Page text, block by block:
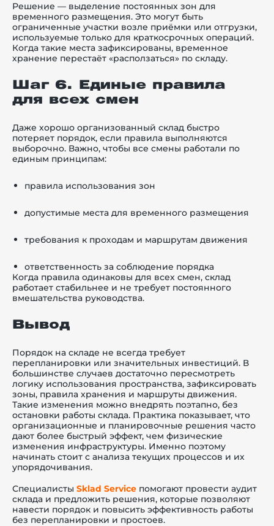
Решение — выделение постоянных зон для
временного размещения. Это могут быть
ограниченные участки возле приёмки или отгрузки,
используемые только для краткосрочных операций.
Когда такие места зафиксированы, временное
хранение перестаёт «расползаться» по складу.
Шаг 6. Единые правила
для всех смен
Даже хорошо организованный склад быстро
потеряет порядок, если правила выполняются
выборочно. Важно, чтобы все смены работали по
единым принципам:
правила использования зон
допустимые места для временного размещения
требования к проходам и маршрутам движения
ответственность за соблюдение порядка
Когда правила одинаковы для всех смен, склад
работает стабильнее и не требует постоянного
вмешательства руководства.
Вывод
Порядок на складе не всегда требует
перепланировки или значительных инвестиций. В
большинстве случаев достаточно пересмотреть
логику использования пространства, зафиксировать
зоны, правила хранения и маршруты движения.
Такие изменения можно внедрять поэтапно, без
остановки работы склада. Практика показывает, что
организационные и планировочные решения часто
дают более быстрый эффект, чем физические
изменения инфраструктуры. Именно поэтому
начинать стоит с анализа текущих процессов и их
упорядочивания.
Специалисты Sklad Service помогают провести аудит
склада и предложить решения, которые позволяют
навести порядок и повысить эффективность работы
без перепланировки и простоев.